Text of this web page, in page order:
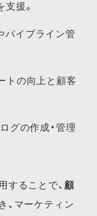
援。
パイプライン管
トの向上と顧客
グの作成・管理
することで、 顧
、マーケティン